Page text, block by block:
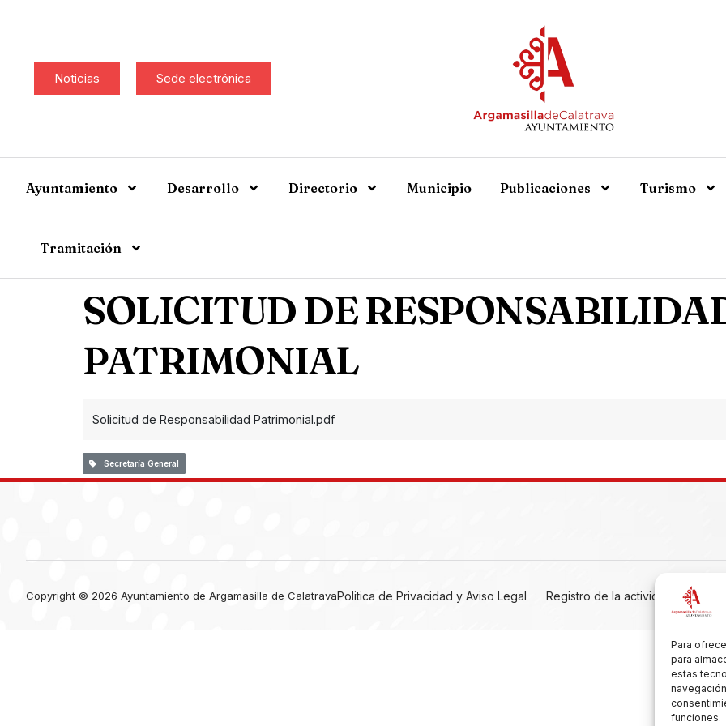
Para
para
estas
funciones.
Noticias Sede electrónica
Ayuntamiento Desarrollo Directorio Municipio Publicaciones Turismo
Tramitación
SOLICITUD DE
PATRIMONIAL
Solicitud de Responsabilidad Patrimonial.pdf
Secretaría General
Copyright © 2026 Ayuntamiento de Argamasilla de CalatravaPolitica de Privacidad y Aviso Legal Registro de la actividad